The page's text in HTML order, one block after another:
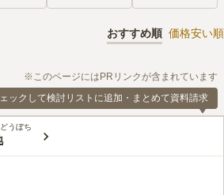
おすすめ順 価格安い順
※このページにはPRリンクが含まれています
ックして検討リストに追加・まとめて資料請求
うぼち